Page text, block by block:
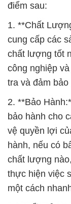
điểm sau:
1. **Chất
cung cấp các
chất lượng tốt
công nghiệp
tra và đảm
2. **Bảo
bảo hành cho
vệ quyền lợi
hành, nếu có
chất lượng
thực hiện việc
một cách